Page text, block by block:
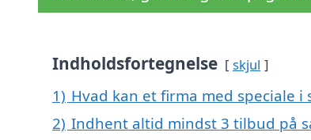
Indholdsfortegnelse skjul
1) Hvad kan et firma med speciale
2) Indhent altid mindst 3 tilbud på